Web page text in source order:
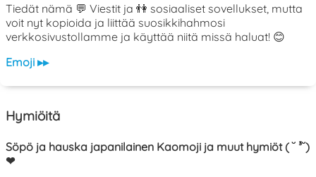
Tiedät nämä 💬 Viestit ja 👫 sosiaaliset sovellukset, mutta
voit nyt kopioida ja liittää suosikkihahmosi
verkkosivustollamme ja käyttää niitä missä haluat! 😊
Emoji ▸▸
Hymiöitä
Söpö ja hauska japanilainen Kaomoji ja muut hymiöt ( ˘ ³˘)
❤